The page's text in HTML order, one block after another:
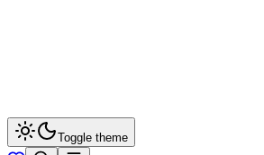
Toggle theme